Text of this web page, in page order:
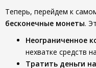
Теперь, перейдем к
бесконечные монеты.
Неограниченное
нехватке средств
Тратить деньги